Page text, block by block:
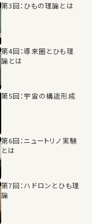
第3回：ひもの理論とは
第4回：導来圏とひも理
論とは
第5回：宇宙の構造形成
第6回：ニュートリノ実験
とは
第7回：ハドロンとひも理
論